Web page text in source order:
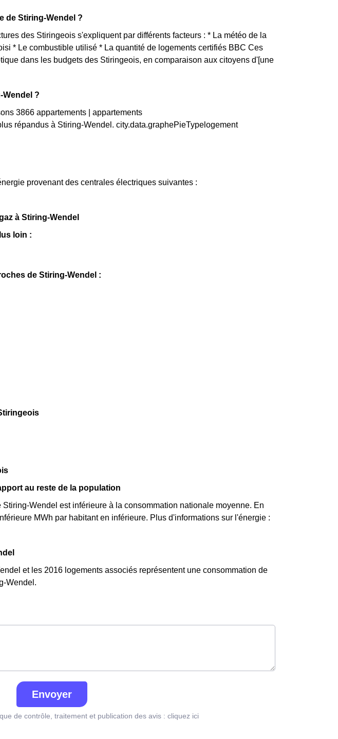
de Stiring-Wendel ?
des Stiringeois s'expliquent par différents facteurs : * La météo de la
* Le combustible utilisé * La quantité de logements certifiés BBC Ces
dans les budgets des Stiringeois, en comparaison aux citoyens d'[une
Wendel ?
3866 appartements | appartements
répandus à Stiring-Wendel. city.data.graphePieTypelogement
provenant des centrales électriques suivantes :
à Stiring-Wendel
loin :
de Stiring-Wendel :
au reste de la population
Wendel est inférieure à la consommation nationale moyenne. En
MWh par habitant en inférieure. Plus d'informations sur l'énergie :
et les 2016 logements associés représentent une consommation de
Wendel.
Envoyer
de contrôle, traitement et publication des avis : cliquez ici